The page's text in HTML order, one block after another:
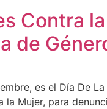
Contra la
de
es el Día De
la Mujer, para